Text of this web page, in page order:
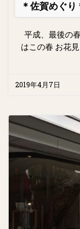
＊佐賀めぐ
平成、最後の
はこの春 お花見
2019年4月7日